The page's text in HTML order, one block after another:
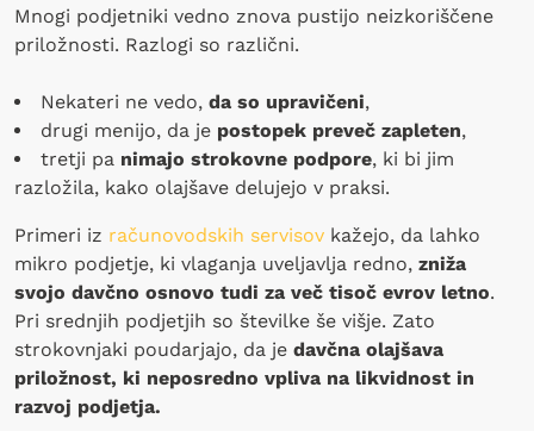
Mnogi podjetniki vedno znova pustijo neizkoriščene
priložnosti. Razlogi so različni.
Nekateri ne vedo, da so upravičeni,
drugi menijo, da je postopek preveč zapleten,
tretji pa nimajo strokovne podpore, ki bi jim
razložila, kako olajšave delujejo v praksi.
Primeri iz računovodskih servisov kažejo, da lahko
mikro podjetje, ki vlaganja uveljavlja redno, zniža
svojo davčno osnovo tudi za več tisoč evrov letno.
Pri srednjih podjetjih so številke še višje. Zato
strokovnjaki poudarjajo, da je davčna olajšava
priložnost, ki neposredno vpliva na likvidnost in
razvoj podjetja.